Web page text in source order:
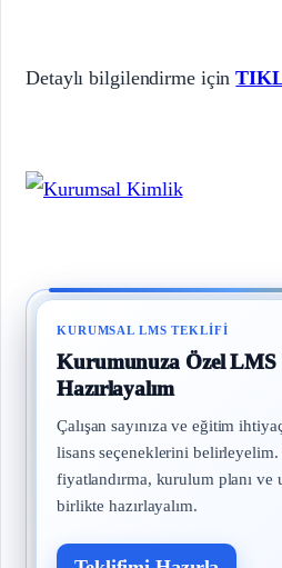
Detaylı bilgilendirme için
KURUMSAL LMS TEKLIFI
Kurumunuza Özel
Hazırlayalım
Çalışan sayınıza ve eğitim
lisans seçeneklerini belirleyelim.
fiyatlandırma, kurulum planı ve
birlikte hazırlayalım.